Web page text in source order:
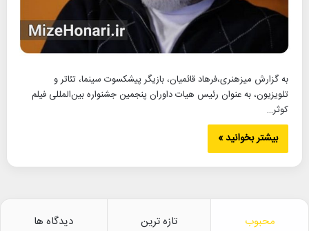
به گزارش میزهنری،فرهاد قائمیان، بازیگر پیشکسوت سینما، تئاتر و
تلویزیون، به عنوان رئیس هیات داوران پنجمین جشنواره بین‌المللی فیلم
کوثر…
بیشتر بخوانید »
محبوب تازه ترین دیدگاه ها